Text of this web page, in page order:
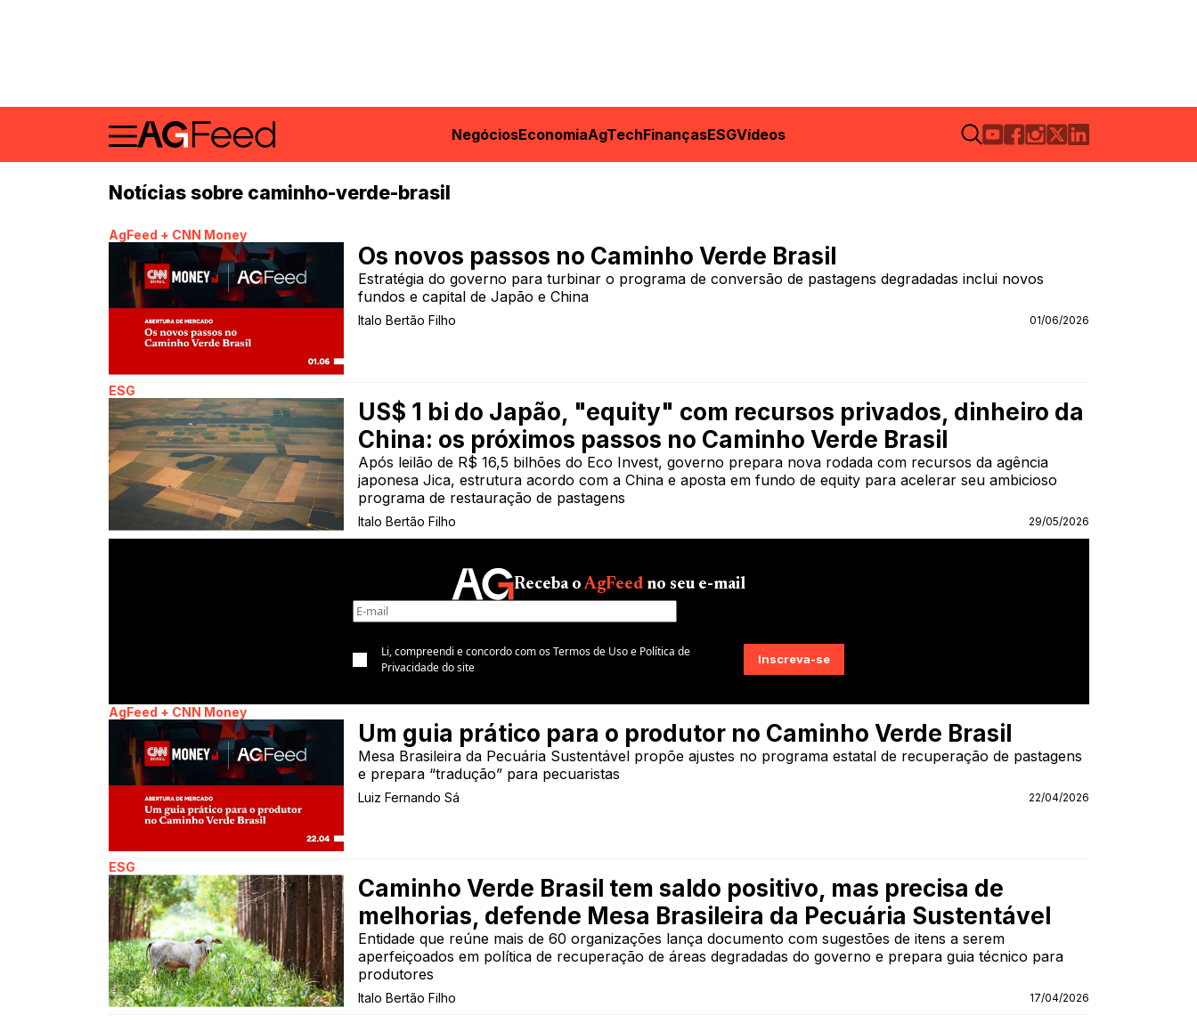
NegóciosEconomiaAgTechFinançasESGVídeos
Notícias sobre caminho-verde-brasil
AgFeed + CNN Money
Os novos passos no Caminho Verde Brasil
Estratégia do governo para turbinar o programa de conversão de pastagens degradadas inclui novos
fundos e capital de Japão e China
Italo Bertão Filho 01/06/2026
ESG
US$ 1 bi do Japão, "equity" com recursos privados, dinheiro da
China: os próximos passos no Caminho Verde Brasil
Após leilão de R$ 16,5 bilhões do Eco Invest, governo prepara nova rodada com recursos da agência
japonesa Jica, estrutura acordo com a China e aposta em fundo de equity para acelerar seu ambicioso
programa de restauração de pastagens
Italo Bertão Filho 29/05/2026
Receba oAgFeed no seu e-mail
Li, compreendi e concordo com os Termos de Uso e Política de
Privacidade do site
AgFeed + CNN Money
Um guia prático para o produtor no Caminho Verde Brasil
Mesa Brasileira da Pecuária Sustentável propõe ajustes no programa estatal de recuperação de pastagens
e prepara “tradução” para pecuaristas
Luiz Fernando Sá 22/04/2026
ESG
Caminho Verde Brasil tem saldo positivo, mas precisa de
melhorias, defende Mesa Brasileira da Pecuária Sustentável
Entidade que reúne mais de 60 organizações lança documento com sugestões de itens a serem
aperfeiçoados em política de recuperação de áreas degradadas do governo e prepara guia técnico para
produtores
Italo Bertão Filho 17/04/2026